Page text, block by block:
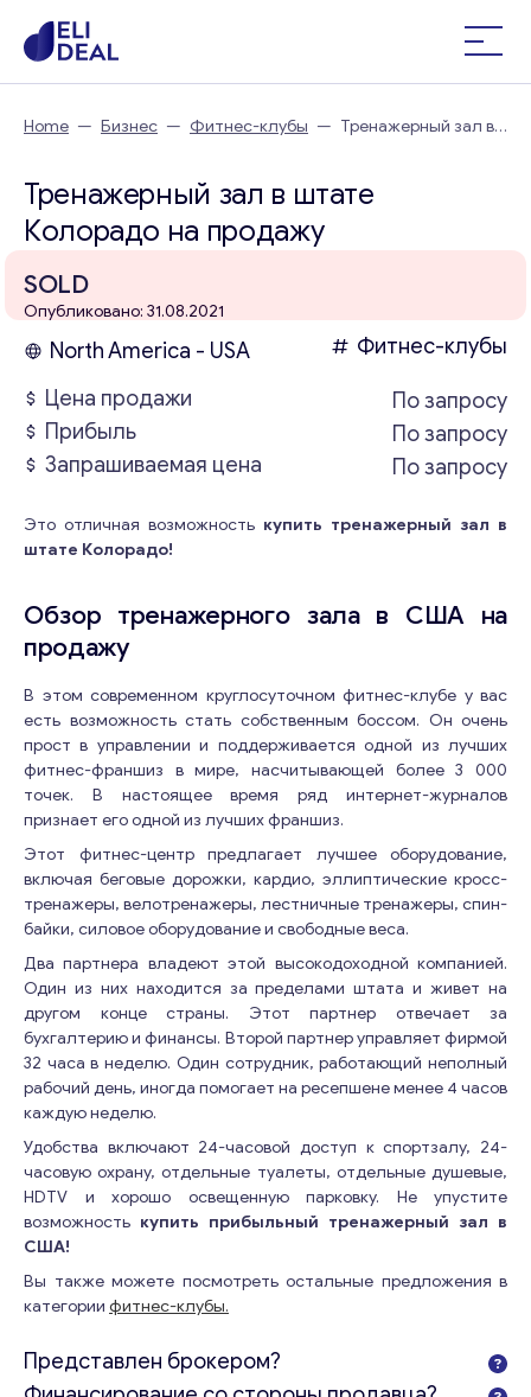
Home — Бизнес — Фитнес-клубы — Тренажерный зал в
Тренажерный зал в штате
Колорадо на продажу
SOLD
Опубликовано: 31.08.2021
North America - USA
Фитнес-клубы
Цена продажи
По запросу
Прибыль
По запросу
Запрашиваемая цена
По запросу
Это отличная возможность купить тренажерный зал в
штате Колорадо!
Обзор тренажерного зала в США на
продажу
В этом современном круглосуточном фитнес-клубе у вас
есть возможность стать собственным боссом. Он очень
прост в управлении и поддерживается одной из лучших
фитнес-франшиз в мире, насчитывающей более 3 000
точек. В настоящее время ряд интернет-журналов
признает его одной из лучших франшиз.
Этот фитнес-центр предлагает лучшее оборудование,
включая беговые дорожки, кардио, эллиптические кросс-
тренажеры, велотренажеры, лестничные тренажеры, спин-
байки, силовое оборудование и свободные веса.
Два партнера владеют этой высокодоходной компанией.
Один из них находится за пределами штата и живет на
другом конце страны. Этот партнер отвечает за
бухгалтерию и финансы. Второй партнер управляет фирмой
32 часа в неделю. Один сотрудник, работающий неполный
рабочий день, иногда помогает на ресепшене менее 4 часов
каждую неделю.
Удобства включают 24-часовой доступ к спортзалу, 24-
часовую охрану, отдельные туалеты, отдельные душевые,
HDTV и хорошо освещенную парковку. Не упустите
возможность купить прибыльный тренажерный зал в
США!
Вы также можете посмотреть остальные предложения в
категории фитнес-клубы.
Представлен брокером?